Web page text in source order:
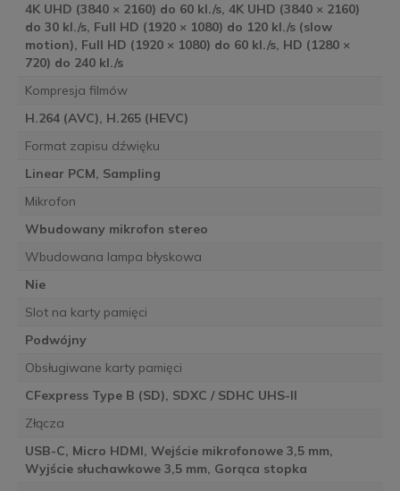
4K UHD (3840 × 2160) do 60 kl./s, 4K UHD (3840 × 2160)
do 30 kl./s, Full HD (1920 × 1080) do 120 kl./s (slow
motion), Full HD (1920 × 1080) do 60 kl./s, HD (1280 ×
720) do 240 kl./s
Kompresja filmów
H.264 (AVC), H.265 (HEVC)
Format zapisu dźwięku
Linear PCM, Sampling
Mikrofon
Wbudowany mikrofon stereo
Wbudowana lampa błyskowa
Nie
Slot na karty pamięci
Podwójny
Obsługiwane karty pamięci
CFexpress Type B (SD), SDXC / SDHC UHS-II
Złącza
USB-C, Micro HDMI, Wejście mikrofonowe 3,5 mm,
Wyjście słuchawkowe 3,5 mm, Gorąca stopka